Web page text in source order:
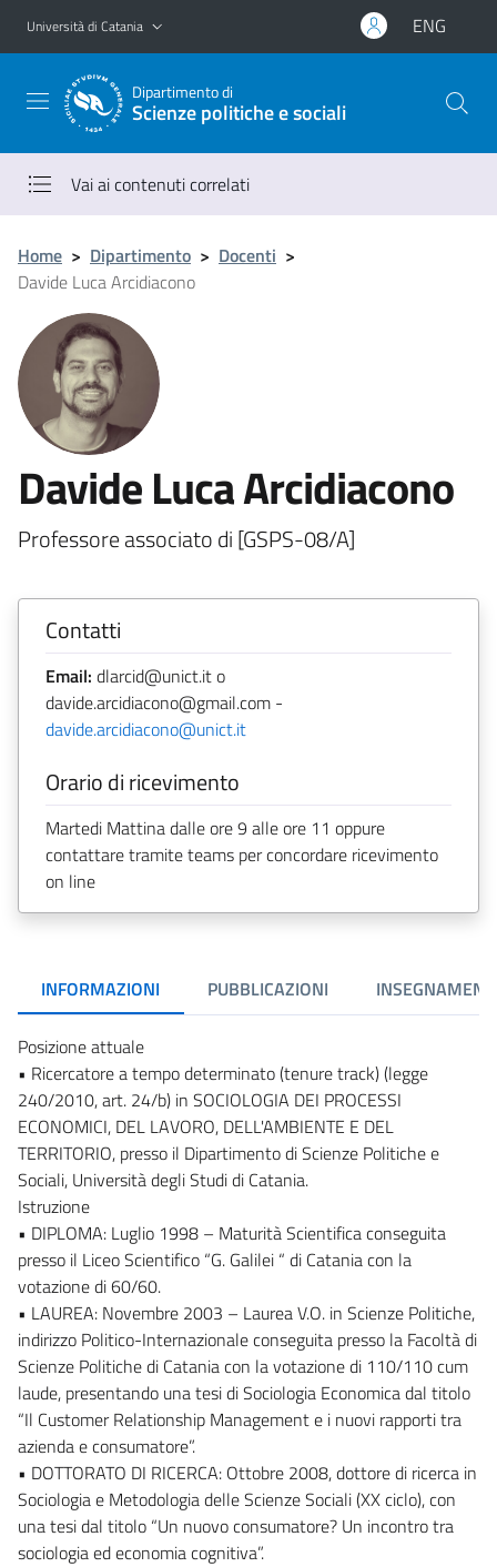
Vai al contenuto principale
Vai al menu di navigazione
Università di Catania ENG
Dipartimento di
Scienze politiche e sociali
Vai ai contenuti correlati
Home > Dipartimento > Docenti >
Davide Luca Arcidiacono
Davide Luca Arcidiacono
Professore associato di [GSPS-08/A]
Contatti
Email: dlarcid@unict.it o
davide.arcidiacono@gmail.com -
davide.arcidiacono@unict.it
Orario di ricevimento
Martedi Mattina dalle ore 9 alle ore 11 oppure
contattare tramite teams per concordare ricevimento
on line
INFORMAZIONI PUBBLICAZIONI INSEGNAMENTI
Posizione attuale
• Ricercatore a tempo determinato (tenure track) (legge
240/2010, art. 24/b) in SOCIOLOGIA DEI PROCESSI
ECONOMICI, DEL LAVORO, DELL'AMBIENTE E DEL
TERRITORIO, presso il Dipartimento di Scienze Politiche e
Sociali, Università degli Studi di Catania.
Istruzione
• DIPLOMA: Luglio 1998 – Maturità Scientifica conseguita
presso il Liceo Scientifico “G. Galilei “ di Catania con la
votazione di 60/60.
• LAUREA: Novembre 2003 – Laurea V.O. in Scienze Politiche,
indirizzo Politico-Internazionale conseguita presso la Facoltà di
Scienze Politiche di Catania con la votazione di 110/110 cum
laude, presentando una tesi di Sociologia Economica dal titolo
“Il Customer Relationship Management e i nuovi rapporti tra
azienda e consumatore”.
• DOTTORATO DI RICERCA: Ottobre 2008, dottore di ricerca in
Sociologia e Metodologia delle Scienze Sociali (XX ciclo), con
una tesi dal titolo “Un nuovo consumatore? Un incontro tra
sociologia ed economia cognitiva”.